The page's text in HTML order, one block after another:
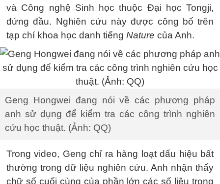
và Công nghệ Sinh học thuộc Đại học Tongji,
đứng đầu. Nghiên cứu này được công bố trên
tạp chí khoa học danh tiếng Nature của Anh.
Geng Hongwei đang nói về các phương pháp
anh sử dụng để kiểm tra các công trình nghiên
cứu học thuật. (Ảnh: QQ)
Trong video, Geng chỉ ra hàng loạt dấu hiệu bất
thường trong dữ liệu nghiên cứu. Anh nhận thấy
chữ số cuối cùng của phần lớn các số liệu trong